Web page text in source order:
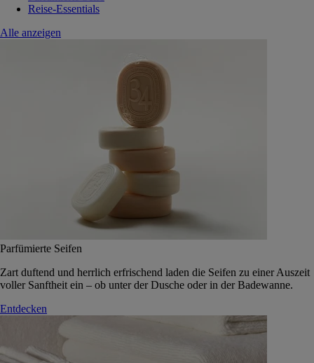
Reise-Essentials
Alle anzeigen
Parfümierte Seifen
Zart duftend und herrlich erfrischend laden die Seifen zu einer Auszeit
voller Sanftheit ein – ob unter der Dusche oder in der Badewanne.
Entdecken